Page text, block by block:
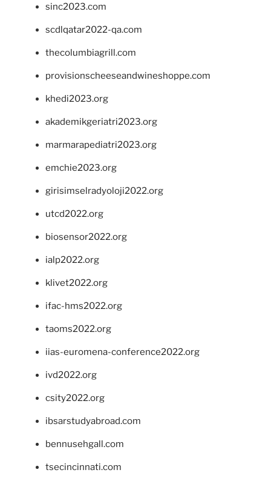
sinc2023.com
scdlqatar2022-qa.com
thecolumbiagrill.com
provisionscheeseandwineshoppe.com
khedi2023.org
akademikgeriatri2023.org
marmarapediatri2023.org
emchie2023.org
girisimselradyoloji2022.org
utcd2022.org
biosensor2022.org
ialp2022.org
klivet2022.org
ifac-hms2022.org
taoms2022.org
iias-euromena-conference2022.org
ivd2022.org
csity2022.org
ibsarstudyabroad.com
bennusehgall.com
tsecincinnati.com